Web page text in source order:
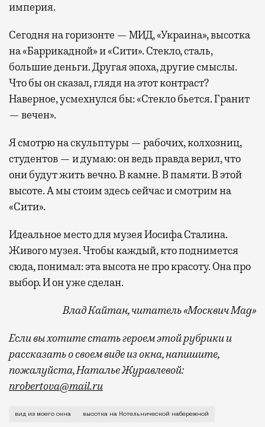
империя.
Сегодня на горизонте — МИД, «Украина», высотка
на «Баррикадной» и «Сити». Стекло, сталь,
большие деньги. Другая эпоха, другие смыслы.
Что бы он сказал, глядя на этот контраст?
Наверное, усмехнулся бы: «Стекло бьется. Гранит
— вечен».
Я смотрю на скульптуры — рабочих, колхозниц,
студентов — и думаю: он ведь правда верил, что
они будут жить вечно. В камне. В памяти. В этой
высоте. А мы стоим здесь сейчас и смотрим на
«Сити».
Идеальное место для музея Иосифа Сталина.
Живого музея. Чтобы каждый, кто поднимется
сюда, понимал: эта высота не про красоту. Она про
выбор. И он уже сделан.
Влад Кайтан, читатель «Москвич Mag»
Если вы хотите стать героем этой рубрики и
рассказать о своем виде из окна, напишите,
пожалуйста, Наталье Журавлевой:
nrobertova@mail.ru
Тридцать первый этаж. 176 метров над уровнем
вид из моего окна высотка на Котельнической набережной